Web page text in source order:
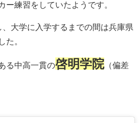
ー練習をしていたようです。
大学に入学するまでの間は兵庫県
た。
る中高一貫の啓明学院（偏差